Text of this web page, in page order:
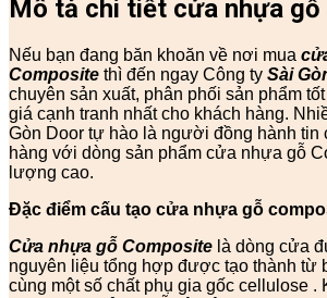
Mô tả chi tiết cửa nhựa
Nếu bạn đang băn khoăn về nơi mua
Composite thì đến ngay Công ty Sài
chuyên sản xuất, phân phối sản phẩm
giá cạnh tranh nhất cho khách hàng.
Gòn Door tự hào là người đồng hành tin
hàng với dòng sản phẩm cửa nhựa gỗ
lượng cao.
Đặc điểm cấu tạo cửa nhựa gỗ
Cửa nhựa gỗ Composite là dòng cửa
nguyên liệu tổng hợp được tạo thành từ
cùng một số chất phụ gia gốc cellulose .